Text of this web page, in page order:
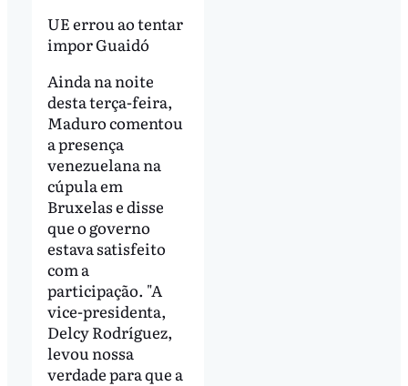
UE errou ao tentar
impor Guaidó
Ainda na noite
desta terça-feira,
Maduro comentou
a presença
venezuelana na
cúpula em
Bruxelas e disse
que o governo
estava satisfeito
com a
participação. "A
vice-presidenta,
Delcy Rodríguez,
levou nossa
verdade para que a